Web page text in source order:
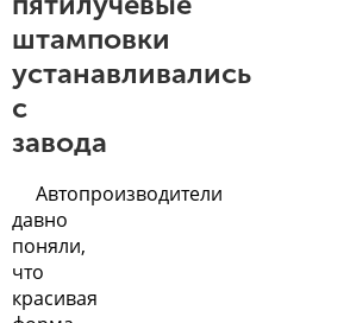
штамповки
устанавливались
с
завода
Автопроизводители
давно
поняли,
что
красивая